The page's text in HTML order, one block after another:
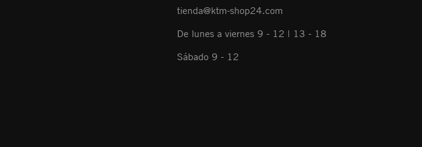
tienda@ktm-shop24.com
De lunes a viernes 9 - 12 | 13 - 18
Sábado 9 - 12